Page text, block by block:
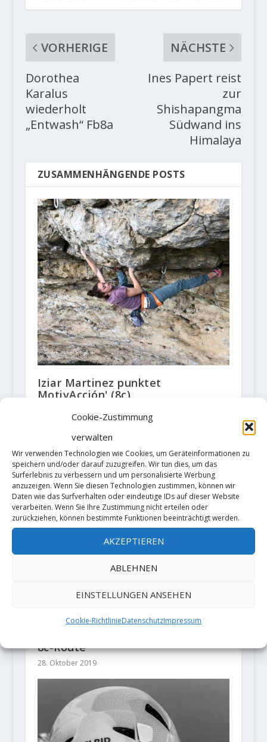
Cookie-Zustimmung
verwalten
Wir verwenden Technologien wie Cookies, um Geräteinformationen zu
speichern und/oder darauf zuzugreifen. Wir tun dies, um das
Surferlebnis zu verbessern und um personalisierte Werbung
anzuzeigen. Wenn Sie diesen Technologien zustimmen, können wir
Daten wie das Surfverhalten oder eindeutige IDs auf dieser Website
verarbeiten. Wenn Sie Ihre Zustimmung nicht erteilen oder
zurückziehen, können bestimmte Funktionen beeinträchtigt werden.
AKZEPTIEREN
ABLEHNEN
EINSTELLUNGEN ANSEHEN
Cookie-RichtlinieDatenschutzImpressum
VORHERIGE
Dorothea
Karalus
wiederholt
„Entwash“ Fb8a
NÄCHSTE
Ines Papert reist
zur
Shishapangma
Südwand ins
Himalaya
ZUSAMMENHÄNGENDE POSTS
Iziar Martinez punktet
MotivAcción' (8c)
8c-Route
28. Oktober 2019